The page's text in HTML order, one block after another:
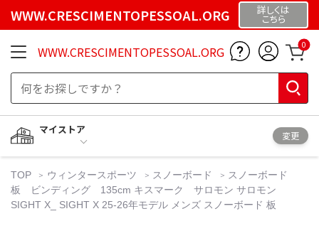
WWW.CRESCIMENTOPESSOAL.ORG 詳しくは
こちら
WWW.CRESCIMENTOPESSOAL.ORG 0
マイストア
変更
TOP ウィンタースポーツ スノーボード
スノーボード
板 ビンディング 135cm キスマーク サロモン サロモン
SIGHT X_ SIGHT X 25-26年モデル メンズ スノーボード 板